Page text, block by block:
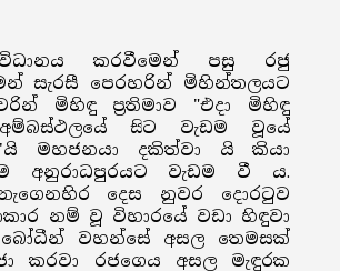
කරවීමෙන් පසු රජු
සැරසී පෙරහරින් මිහින්තලයට
මිහිඳු ප්‍රතිමාව "එදා මිහිඳු
සිට වැඩම වූයේ
මහජනයා දකිත්වා යි කියා
අනුරාධපුරයට වැඩම වී ය.
දෙස නුවර දොරටුව
නම් වූ විහාරයේ වඩා හිඳුවා
වහන්සේ අසල තෙමසක්
කරවා රජගෙය අසල මැඳුරක